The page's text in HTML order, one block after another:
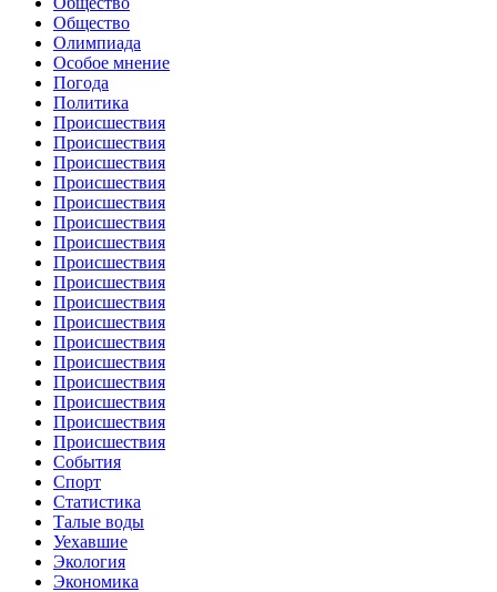
Общество
Олимпиада
Особое мнение
Погода
Политика
Происшествия
Происшествия
Происшествия
Происшествия
Происшествия
Происшествия
Происшествия
Происшествия
Происшествия
Происшествия
Происшествия
Происшествия
Происшествия
Происшествия
Происшествия
Происшествия
Происшествия
События
Спорт
Статистика
Талые воды
Уехавшие
Экология
Экономика